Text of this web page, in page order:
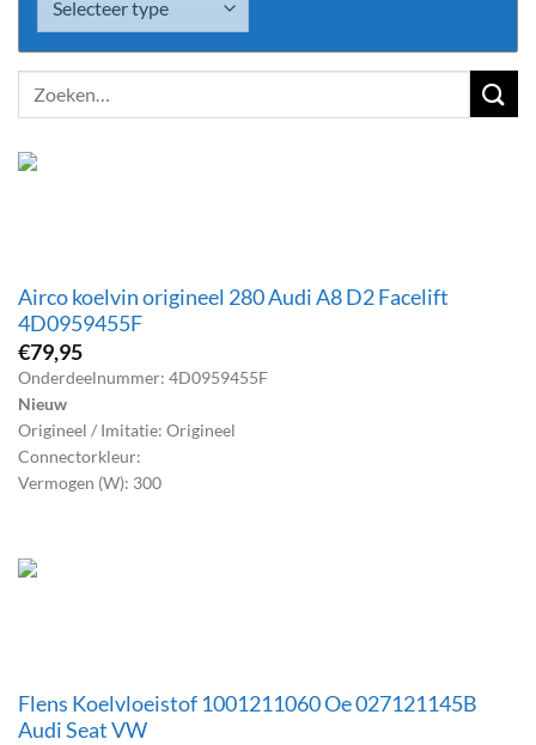
Airco koelvin origineel 280 Audi A8 D2 Facelift
4D0959455F
€79,95
Onderdeelnummer: 4D0959455F
Nieuw
Origineel / Imitatie: Origineel
Connectorkleur:
Vermogen (W): 300
Flens Koelvloeistof 1001211060 Oe 027121145B
Audi Seat VW